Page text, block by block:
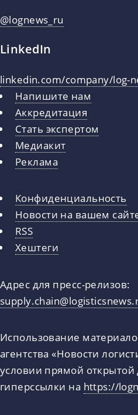
@lognews_ru
LinkedIn
linkedin.com/company/log-
Напишите нам
Аккредитация
Стать экспертом
Медиакит
Реклама
Конфиденциальность
Новости на вашем
RSS
Хештеги
Адрес для пресс-релизов:
Использование
агентства «Новости
условии прямой открытой
гиперссылки на https://